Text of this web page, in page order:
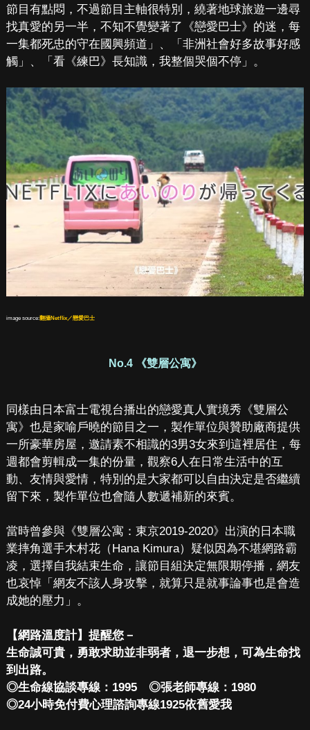
節目有點悶，不過節目主軸很特別，繞著地球旅遊一邊尋
找真愛的另一半，不知不覺變著了《戀愛巴士》的迷，每
一集都死忠的守在國興頻道」、「非洲社會好多故事好感
觸」、「看《練巴》長知識，我整個哭個不停」。
image source:翻攝Netflix／戀愛巴士
No.4 《雙層公寓》
同樣由日本富士電視台播出的戀愛真人實境秀《雙層公
寓》也是家喻戶曉的節目之一，製作單位與贊助廠商提供
一所豪華房屋，邀請素不相識的3男3女來到這裡居住，每
週都會剪輯成一集的份量，觀察6人在日常生活中的互
動、友情與愛情，特別的是大家都可以自由決定是否繼續
留下來，製作單位也會隨人數遞補新的來賓。
當時曾參與《雙層公寓：東京2019-2020》出演的日本職
業摔角選手木村花（Hana Kimura）疑似因為不堪網路霸
凌，選擇自我結束生命，讓節目組決定無限期停播，網友
也哀悼「網友不該人身攻擊，就算只是就事論事也是會造
成她的壓力」。
【網路溫度計】提醒您－
生命誠可貴，勇敢求助並非弱者，退一步想，可為生命找
到出路。
◎生命線協談專線：1995 ◎張老師專線：1980
◎24小時免付費心理諮詢專線1925依舊愛我